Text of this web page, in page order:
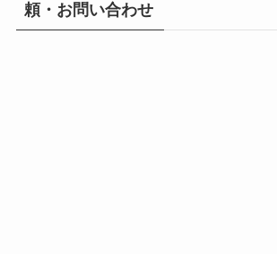
頼・お問い合わせ